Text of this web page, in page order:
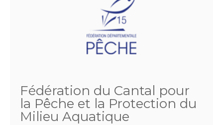
Fédération du Cantal pour
la Pêche et la Protection du
Milieu Aquatique